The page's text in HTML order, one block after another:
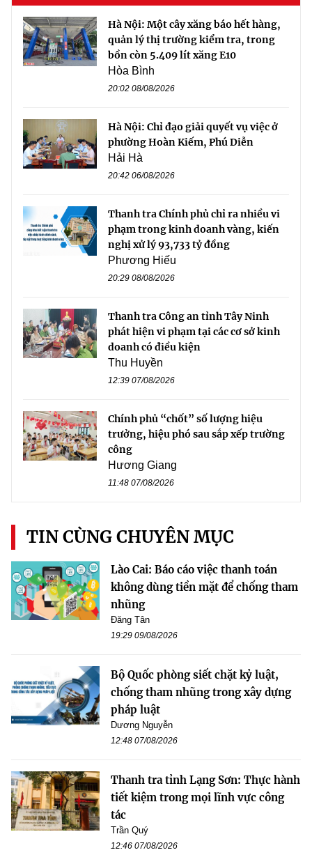
Hà Nội: Một cây xăng báo hết hàng,
quản lý thị trường kiểm tra, trong
bồn còn 5.409 lít xăng E10
Hòa Bình
20:02 08/08/2026
Hà Nội: Chỉ đạo giải quyết vụ việc ở
phường Hoàn Kiếm, Phú Diễn
Hải Hà
20:42 06/08/2026
Thanh tra Chính phủ chỉ ra nhiều vi
phạm trong kinh doanh vàng, kiến
nghị xử lý 93,733 tỷ đồng
Phương Hiếu
20:29 08/08/2026
Thanh tra Công an tỉnh Tây Ninh
phát hiện vi phạm tại các cơ sở kinh
doanh có điều kiện
Thu Huyền
12:39 07/08/2026
Chính phủ “chốt” số lượng hiệu
trưởng, hiệu phó sau sắp xếp trường
công
Hương Giang
11:48 07/08/2026
TIN CÙNG CHUYÊN MỤC
Lào Cai: Báo cáo việc thanh toán
không dùng tiền mặt để chống tham
nhũng
Đăng Tân
19:29 09/08/2026
Bộ Quốc phòng siết chặt kỷ luật,
chống tham nhũng trong xây dựng
pháp luật
Dương Nguyễn
12:48 07/08/2026
Thanh tra tỉnh Lạng Sơn: Thực hành
tiết kiệm trong mọi lĩnh vực công
tác
Trần Quý
12:46 07/08/2026